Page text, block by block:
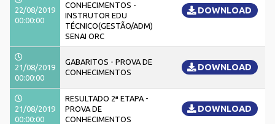
22/08/2019
00:00:00
CONHECIMENTOS -
INSTRUTOR EDU
TÉCNICO(GESTÃO/ADM)
SENAI ORC
DOWNLOAD
21/08/2019
00:00:00
GABARITOS - PROVA DE
CONHECIMENTOS
DOWNLOAD
21/08/2019
00:00:00
RESULTADO 2ª ETAPA -
PROVA DE
CONHECIMENTOS
DOWNLOAD